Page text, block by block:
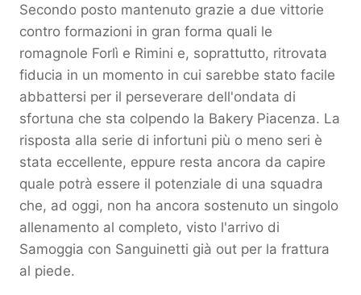
Secondo posto mantenuto grazie a due vittorie
contro formazioni in gran forma quali le
romagnole Forlì e Rimini e, soprattutto, ritrovata
fiducia in un momento in cui sarebbe stato facile
abbattersi per il perseverare dell'ondata di
sfortuna che sta colpendo la Bakery Piacenza. La
risposta alla serie di infortuni più o meno seri è
stata eccellente, eppure resta ancora da capire
quale potrà essere il potenziale di una squadra
che, ad oggi, non ha ancora sostenuto un singolo
allenamento al completo, visto l'arrivo di
Samoggia con Sanguinetti già out per la frattura
al piede.